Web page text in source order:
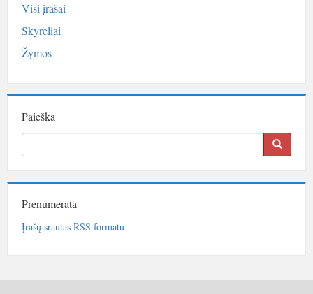
Visi įrašai
Skyreliai
Žymos
Paieška
Prenumerata
Įrašų srautas RSS formatu